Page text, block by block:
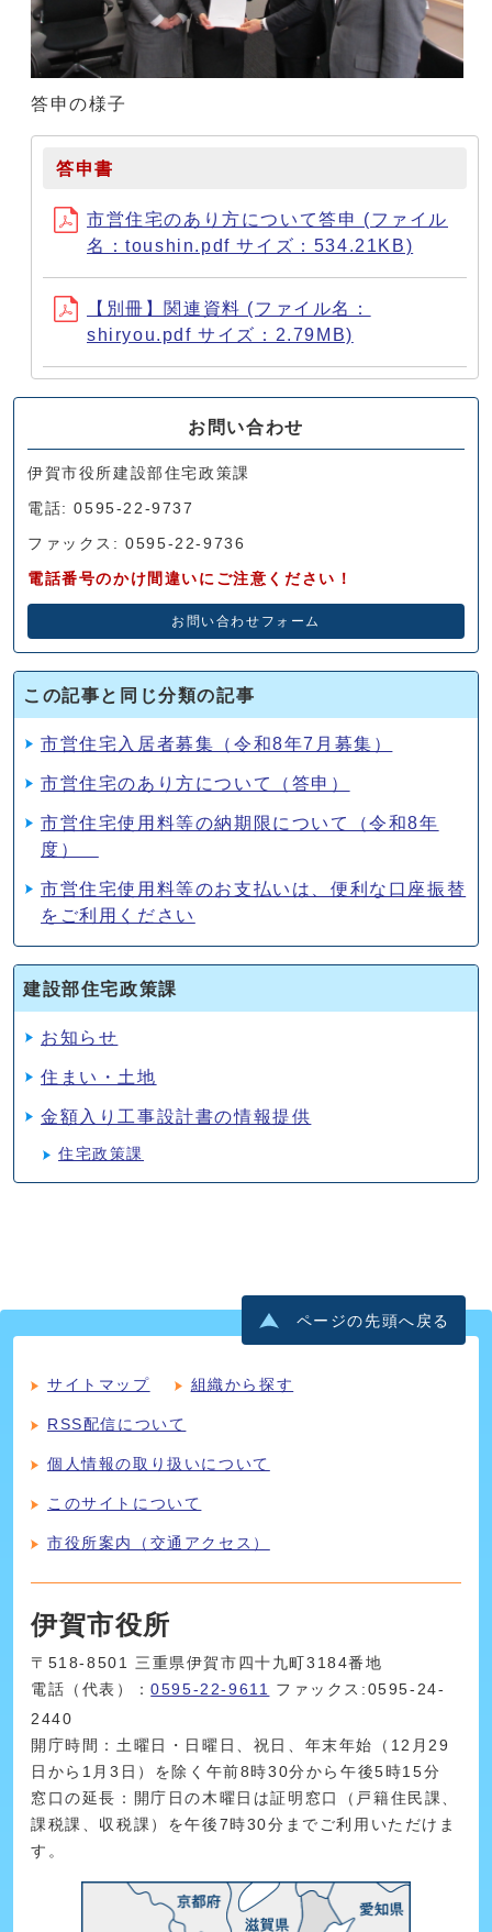
答申の様子
答申書
市営住宅のあり方について答申 (ファイル
名：toushin.pdf サイズ：534.21KB)
【別冊】関連資料 (ファイル名：
shiryou.pdf サイズ：2.79MB)
お問い合わせ
伊賀市役所建設部住宅政策課
電話: 0595-22-9737
ファックス: 0595-22-9736
電話番号のかけ間違いにご注意ください！
お問い合わせフォーム
この記事と同じ分類の記事
市営住宅入居者募集（令和8年7月募集）
市営住宅のあり方について（答申）
市営住宅使用料等の納期限について（令和8年
度）
市営住宅使用料等のお支払いは、便利な口座振替
をご利用ください
建設部住宅政策課
お知らせ
住まい・土地
金額入り工事設計書の情報提供
住宅政策課
ページの先頭へ戻る
サイトマップ 組織から探す
RSS配信について
個人情報の取り扱いについて
このサイトについて
市役所案内（交通アクセス）
伊賀市役所
〒518-8501 三重県伊賀市四十九町3184番地
電話（代表）：0595-22-9611 ファックス:0595-24-
2440
開庁時間：土曜日・日曜日、祝日、年末年始（12月29
日から1月3日）を除く午前8時30分から午後5時15分
窓口の延長：開庁日の木曜日は証明窓口（戸籍住民課、
課税課、収税課）を午後7時30分までご利用いただけま
す。